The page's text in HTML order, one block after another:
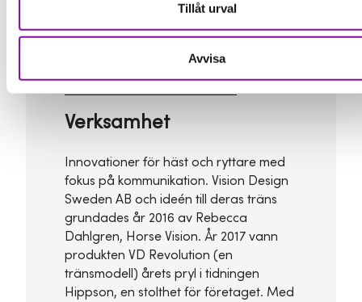
Tillåt urval
Avvisa
Fakta om VisionDesign Sweden
Verksamhet
Innovationer för häst och ryttare med
fokus på kommunikation. Vision Design
Sweden AB och ideén till deras träns
grundades år 2016 av Rebecca
Dahlgren, Horse Vision. År 2017 vann
produkten VD Revolution (en
tränsmodell) årets pryl i tidningen
Hippson, en stolthet för företaget. Med